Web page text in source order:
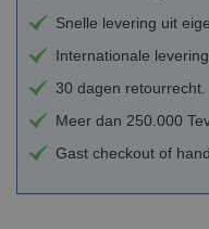
Snelle levering uit
Internationale levering.
30 dagen retourrecht.
Meer dan 250.000
Gast checkout of